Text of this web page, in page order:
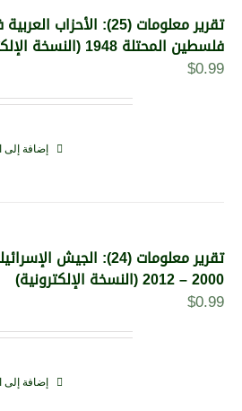
تقرير معلومات (25): الأحزاب
فلسطين المحتلة 1948 (النسخة الإلكترونية)
$0.99
إضافة إلى
تقرير معلومات (24): الجيش
2000 – 2012 (النسخة الإلكترونية)
$0.99
إضافة إلى